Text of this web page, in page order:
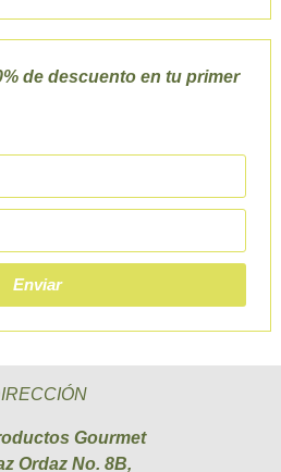
de descuento en tu primer
Enviar
Gourmet
Ordaz No. 8B,